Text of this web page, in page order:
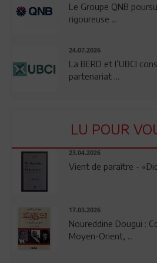
Le Groupe QNB
rigoureuse ...
24.07.2026
La BERD et l’UBCI
partenariat ...
LU POUR
23.04.2026
Vient de paraître -
17.03.2026
Noureddine Dougui :
Moyen-Orient, ...